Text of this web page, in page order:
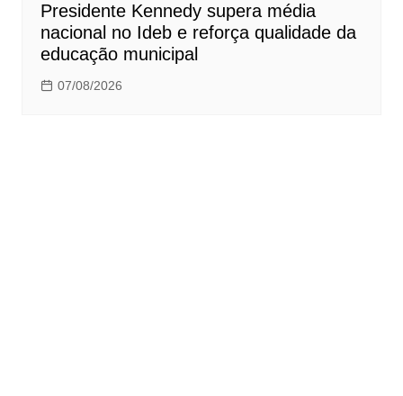
Presidente Kennedy supera média
nacional no Ideb e reforça qualidade da
educação municipal
07/08/2026